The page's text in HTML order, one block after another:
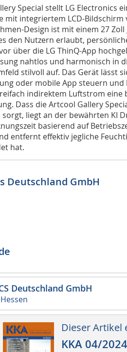
Special stellt LG Electronics
mit integriertem LCD-Bildschirm
Design ist mit einem 27 Zoll
den Nutzern erlaubt,
über die LG ThinQ-App
nahtlos und harmonisch in
stilvoll auf. Das Gerät lässt
oder mobile App steuern
indirektem Luftstrom eine
Dass die Artcool Gallery
liegt an der bewährten KI
basierend auf
entfernt effektiv jegliche
hat.
Deutschland GmbH
Deutschland GmbH
Dieser Artikel
KKA 04/2024